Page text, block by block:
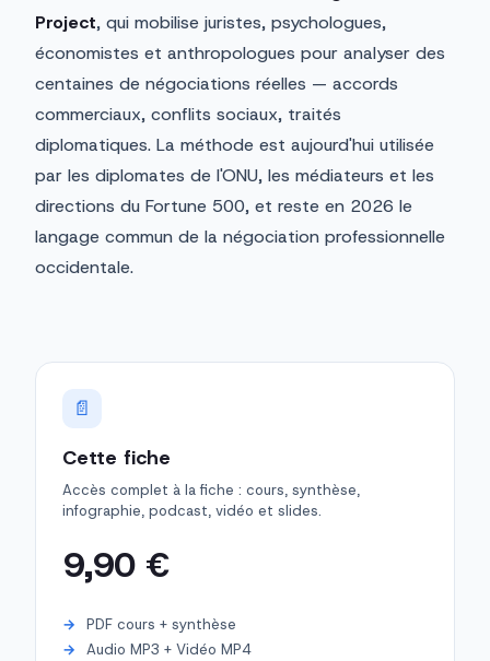
Project, qui mobilise juristes, psychologues,
économistes et anthropologues pour analyser des
centaines de négociations réelles — accords
commerciaux, conflits sociaux, traités
diplomatiques. La méthode est aujourd'hui utilisée
par les diplomates de l'ONU, les médiateurs et les
directions du Fortune 500, et reste en 2026 le
langage commun de la négociation professionnelle
occidentale.
📄
Cette fiche
Accès complet à la fiche : cours, synthèse,
infographie, podcast, vidéo et slides.
9,90 €
PDF cours + synthèse
Audio MP3 + Vidéo MP4